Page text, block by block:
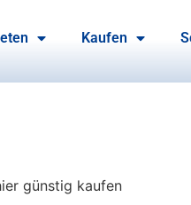
Kaufen
günstig kaufen